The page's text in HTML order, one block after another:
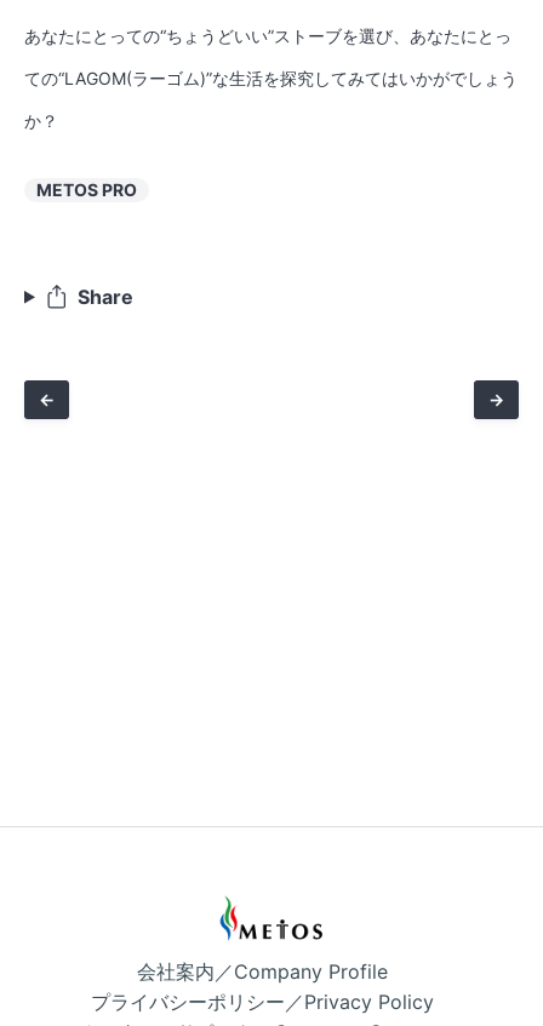
あなたにとっての“ちょうどいい”ストーブを選び、あなたにとっ
ての“LAGOM(ラーゴム)”な生活を探究してみてはいかがでしょう
か？
METOS PRO
Share
← →
会社案内／Company Profile
プライバシーポリシー／Privacy Policy